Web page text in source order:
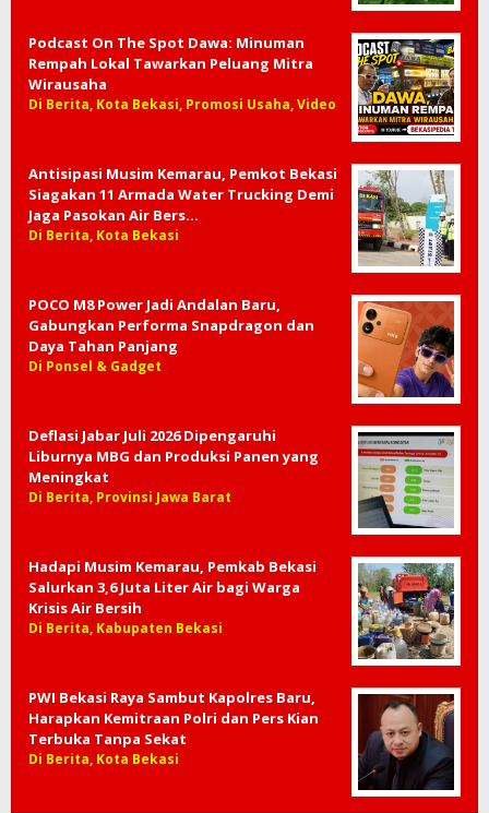
Podcast On The Spot Dawa: Minuman
Rempah Lokal Tawarkan Peluang Mitra
Wirausaha
Di Berita, Kota Bekasi, Promosi Usaha, Video
Antisipasi Musim Kemarau, Pemkot Bekasi
Siagakan 11 Armada Water Trucking Demi
Jaga Pasokan Air Bers…
Di Berita, Kota Bekasi
POCO M8 Power Jadi Andalan Baru,
Gabungkan Performa Snapdragon dan
Daya Tahan Panjang
Di Ponsel & Gadget
Deflasi Jabar Juli 2026 Dipengaruhi
Liburnya MBG dan Produksi Panen yang
Meningkat
Di Berita, Provinsi Jawa Barat
Hadapi Musim Kemarau, Pemkab Bekasi
Salurkan 3,6 Juta Liter Air bagi Warga
Krisis Air Bersih
Di Berita, Kabupaten Bekasi
PWI Bekasi Raya Sambut Kapolres Baru,
Harapkan Kemitraan Polri dan Pers Kian
Terbuka Tanpa Sekat
Di Berita, Kota Bekasi